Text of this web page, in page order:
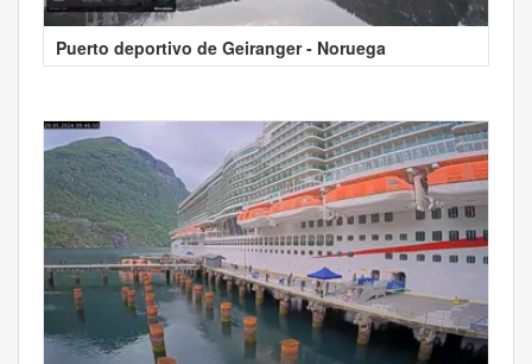
Puerto deportivo de Geiranger - Noruega